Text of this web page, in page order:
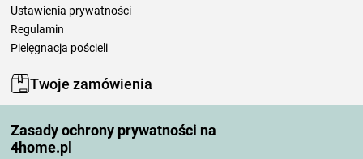
Zasady ochrony prywatności na
4home.pl
Ustawienia prywatności
Regulamin
Pielęgnacja pościeli
Twoje zamówienia
Moje zamówienia
Reklamacje